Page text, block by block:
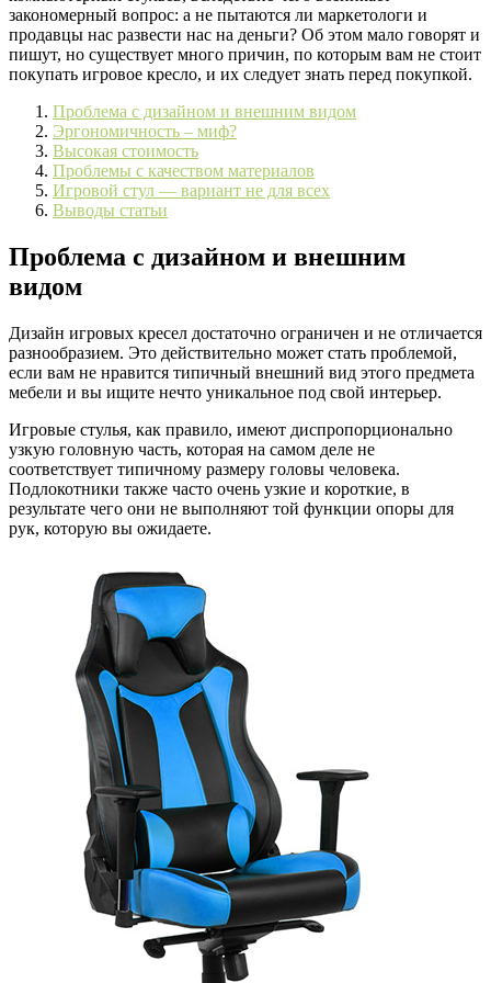
закономерный вопрос: а не пытаются ли маркетологи и
продавцы нас развести нас на деньги? Об этом мало говорят и
пишут, но существует много причин, по которым вам не стоит
покупать игровое кресло, и их следует знать перед покупкой.
Проблема с дизайном и внешним видом
Эргономичность – миф?
Высокая стоимость
Проблемы с качеством материалов
Игровой стул — вариант не для всех
Выводы статьи
Проблема с дизайном и внешним
видом
Дизайн игровых кресел достаточно ограничен и не отличается
разнообразием. Это действительно может стать проблемой,
если вам не нравится типичный внешний вид этого предмета
мебели и вы ищите нечто уникальное под свой интерьер.
Игровые стулья, как правило, имеют диспропорционально
узкую головную часть, которая на самом деле не
соответствует типичному размеру головы человека.
Подлокотники также часто очень узкие и короткие, в
результате чего они не выполняют той функции опоры для
рук, которую вы ожидаете.